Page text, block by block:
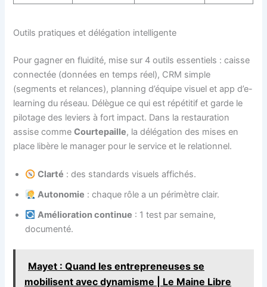
Outils pratiques et délégation intelligente
Pour gagner en fluidité, mise sur 4 outils essentiels : caisse
connectée (données en temps réel), CRM simple
(segments et relances), planning d’équipe visuel et app d’e-
learning du réseau. Délègue ce qui est répétitif et garde le
pilotage des leviers à fort impact. Dans la restauration
assise commeCourtepaille, la délégation des mises en
place libère le manager pour le service et le relationnel.
Clarté : des standards visuels affichés.
Autonomie : chaque rôle a un périmètre clair.
Amélioration continue : 1 test par semaine,
documenté.
Mayet : Quand les entrepreneuses se
mobilisent avec dynamisme | Le Maine Libre